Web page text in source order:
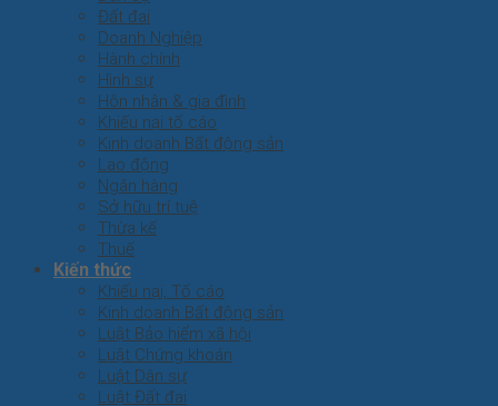
Đất đai
Doanh Nghiệp
Hành chính
Hình sự
Hôn nhân & gia đình
Khiếu nại tố cáo
Kinh doanh Bất động sản
Lao động
Ngân hàng
Sở hữu trí tuệ
Thừa kế
Thuế
Kiến thức
Khiếu nại, Tố cáo
Kinh doanh Bất động sản
Luật Bảo hiểm xã hội
Luật Chứng khoán
Luật Dân sự
Luật Đất đai